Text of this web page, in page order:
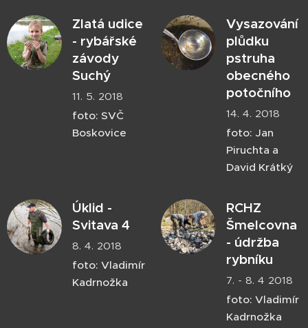
Zlatá udice
- rybářské
závody
Suchý
11. 5. 2018
foto: SVČ
Boskovice
Vysazování
plůdku
pstruha
obecného
potočního
14. 4. 2018
foto: Jan
Piruchta a
David Krátký
Úklid -
Svitava 4
8. 4. 2018
foto: Vladimír
Kadrnožka
RCHZ
Šmelcovna
- údržba
rybníku
7. - 8. 4 2018
foto: Vladimír
Kadrnožka